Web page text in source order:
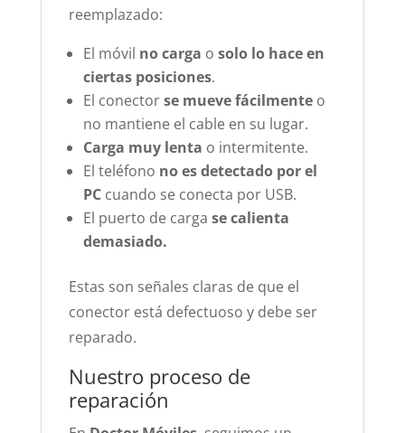
reemplazado:
El móvil no carga o solo lo hace en
ciertas posiciones.
El conectorse mueve fácilmenteo
no mantiene el cable en su lugar.
Carga muy lenta o intermitente.
El teléfono no es detectado por el
PCcuando se conecta por USB.
El puerto de carga se calienta
demasiado.
Estas son señales claras de que el
conector está defectuoso y debe ser
reparado.
Nuestro proceso de
reparación